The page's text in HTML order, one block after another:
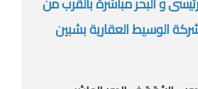
الوسيط العقارية بشبين